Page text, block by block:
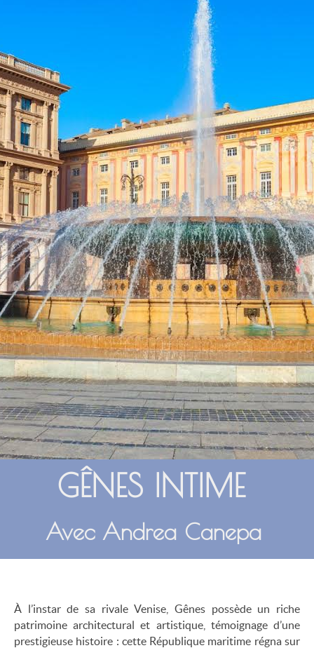
GÊNES INTIME
Avec Andrea Canepa
À l’instar de sa rivale Venise, Gênes possède un riche
patrimoine architectural et artistique, témoignage d’une
prestigieuse histoire : cette République maritime régna sur